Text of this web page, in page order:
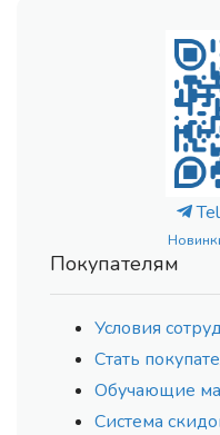
Покупателям
Условия
Стать
Обучающие
Система